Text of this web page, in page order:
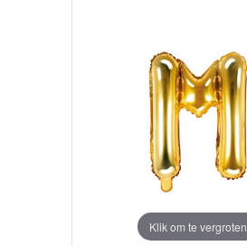
Klik om te vergroten